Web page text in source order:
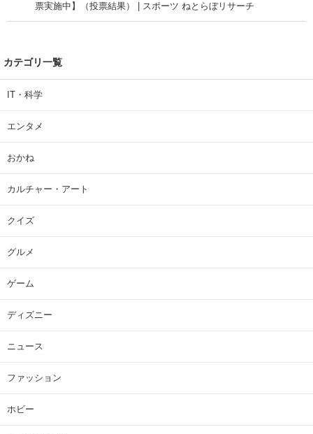
票実施中】（投票結果） | スポーツ ねとらぼリサーチ
カテゴリ一覧
IT・科学
エンタメ
おかね
カルチャー・アート
クイズ
グルメ
ゲーム
ディズニー
ニュース
ファッション
ホビー